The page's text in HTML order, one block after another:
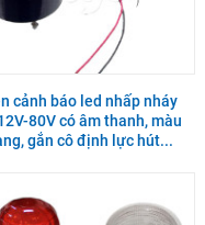
cảnh báo led nhấp nháy
80V có âm thanh, màu
gắn cô định lực hút...